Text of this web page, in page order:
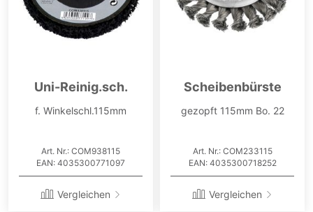
Uni-Reinig.sch.
f. Winkelschl.115mm
Art. Nr.: COM938115
EAN: 4035300771097
Vergleichen
Scheibenbürste
gezopft 115mm Bo. 22
Art. Nr.: COM233115
EAN: 4035300718252
Vergleichen